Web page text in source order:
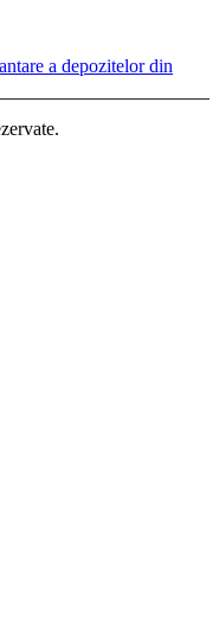
a depozitelor din